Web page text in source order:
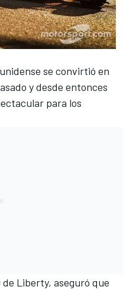
se convirtió en
y desde entonces
para los
Liberty, aseguró que